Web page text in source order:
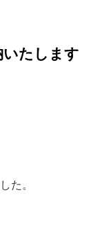
いたします
ました。